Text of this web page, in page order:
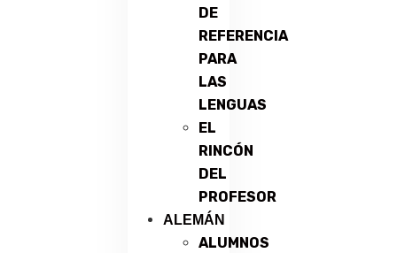
DE
REFERENCIA
PARA
LAS
LENGUAS
EL
RINCÓN
DEL
PROFESOR
ALEMÁN
ALUMNOS